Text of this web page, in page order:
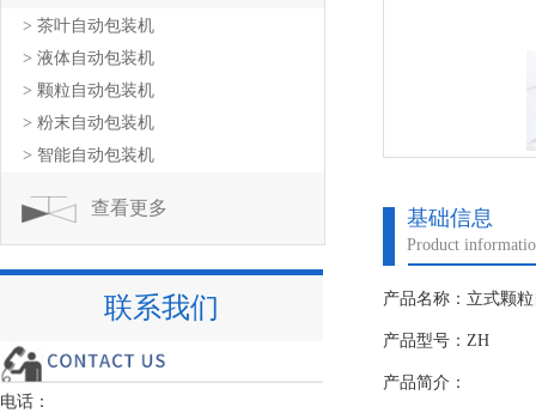
基础信息
Product
产品名称：立式颗
产品型号：ZH
产品简介：
> 茶叶自动包装机
> 液体自动包装机
> 颗粒自动包装机
> 粉末自动包装机
> 智能自动包装机
查看更多
联系我们
电话：